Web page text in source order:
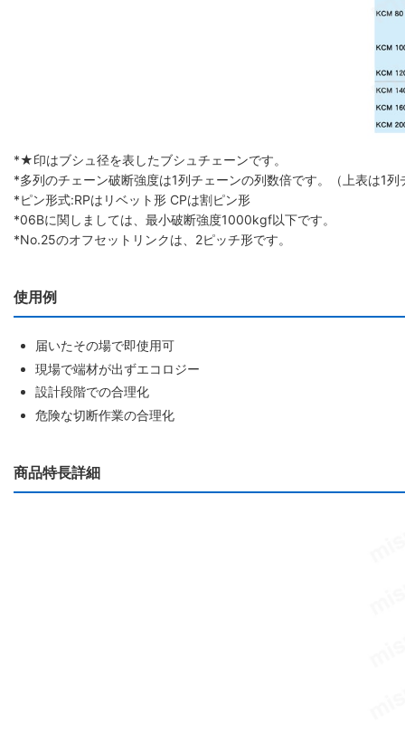
*★印はブシュ径を表したブシュチェーンです。
*多列のチェーン破断強度は1列チェーンの列数倍です。（上表は1
*ピン形式:RPはリベット形 CPは割ピン形
*06Bに関しましては、最小破断強度1000kgf以下です。
*No.25のオフセットリンクは、2ピッチ形です。
使用例
届いたその場で即使用可
現場で端材が出ずエコロジー
設計段階での合理化
危険な切断作業の合理化
商品特長詳細